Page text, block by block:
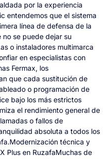
por la experiencia
entendemos que el sistema
línea de defensa de la
se puede dejar su
o instaladores multimarca
en especialistas con
Fermax, los
que cada sustitución de
o programación de
bajo los más estrictos
el rendimiento general de
o fallos de
absoluta a todos los
técnica y
Plus en RuzafaMuchas de